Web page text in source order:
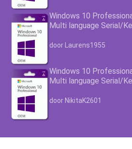
Windows 10
Multi language Serial/
Waardering4.63uit 5
door Laurens1955
Windows 10
Multi language Serial/
Waardering4.63
door NikitaK2601